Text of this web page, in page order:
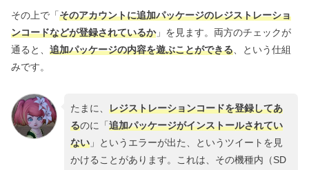
その上で「そのアカウントに追加パッケージのレジストレーショ
ンコードなどが登録されているか」を見ます。両方のチェックが
通ると、 追加パッケージの内容を遊ぶことができる、という仕組
みです。
たまに、 レジストレーションコードを登録してあ
るのに「追加パッケージがインストールされてい
ない」というエラーが出た、というツイートを見
かけることがあります。これは、その機種内（SD